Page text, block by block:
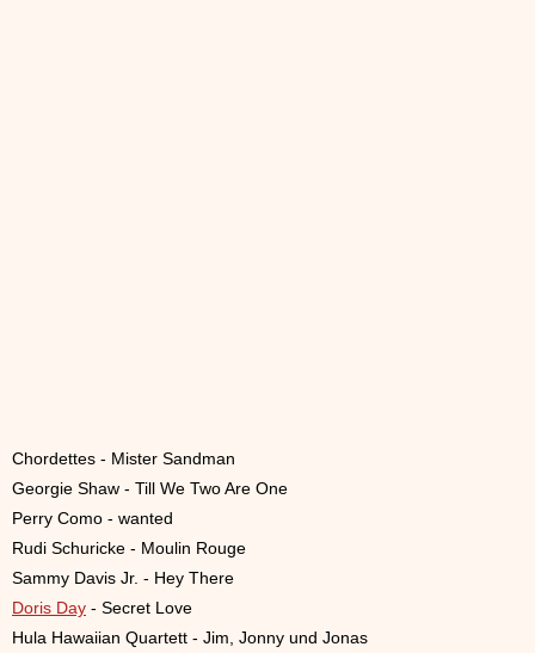
Chordettes - Mister Sandman
Georgie Shaw - Till We Two Are One
Perry Como - wanted
Rudi Schuricke - Moulin Rouge
Sammy Davis Jr. - Hey There
Doris Day - Secret Love
Hula Hawaiian Quartett - Jim, Jonny und Jonas